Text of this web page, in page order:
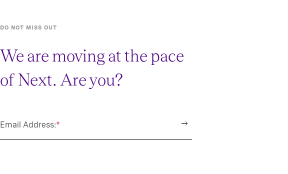
DO NOT MISS OUT
We are moving at the pace
of Next. Are you?
*
Email Address: